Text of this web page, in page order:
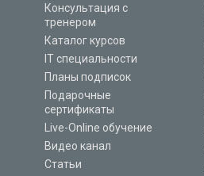
Консультация с
тренером
Каталог курсов
IT специальности
Планы подписок
Подарочные
сертификаты
Live-Online обучение
Видео канал
Статьи